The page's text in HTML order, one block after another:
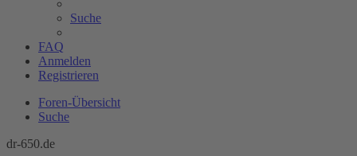
Suche
FAQ
Anmelden
Registrieren
Foren-Übersicht
Suche
dr-650.de